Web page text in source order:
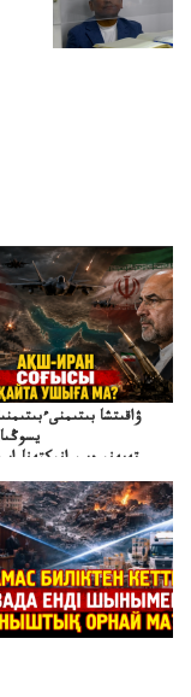
ۋاقىتشا